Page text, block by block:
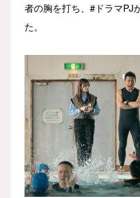
者の胸を打ち、#ドラマPJ
た。